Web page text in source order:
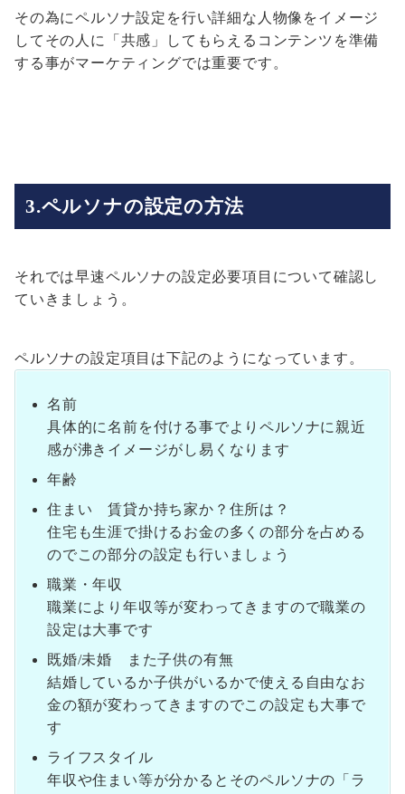
その為にペルソナ設定を行い詳細な人物像をイメージ
してその人に「共感」してもらえるコンテンツを準備
する事がマーケティングでは重要です。
3.ペルソナの設定の方法
それでは早速ペルソナの設定必要項目について確認し
ていきましょう。
ペルソナの設定項目は下記のようになっています。
名前
具体的に名前を付ける事でよりペルソナに親近
感が沸きイメージがし易くなります
年齢
住まい 賃貸か持ち家か？住所は？
住宅も生涯で掛けるお金の多くの部分を占める
のでこの部分の設定も行いましょう
職業・年収
職業により年収等が変わってきますので職業の
設定は大事です
既婚/未婚 また子供の有無
結婚しているか子供がいるかで使える自由なお
金の額が変わってきますのでこの設定も大事で
す
ライフスタイル
年収や住まい等が分かるとそのペルソナの「ラ